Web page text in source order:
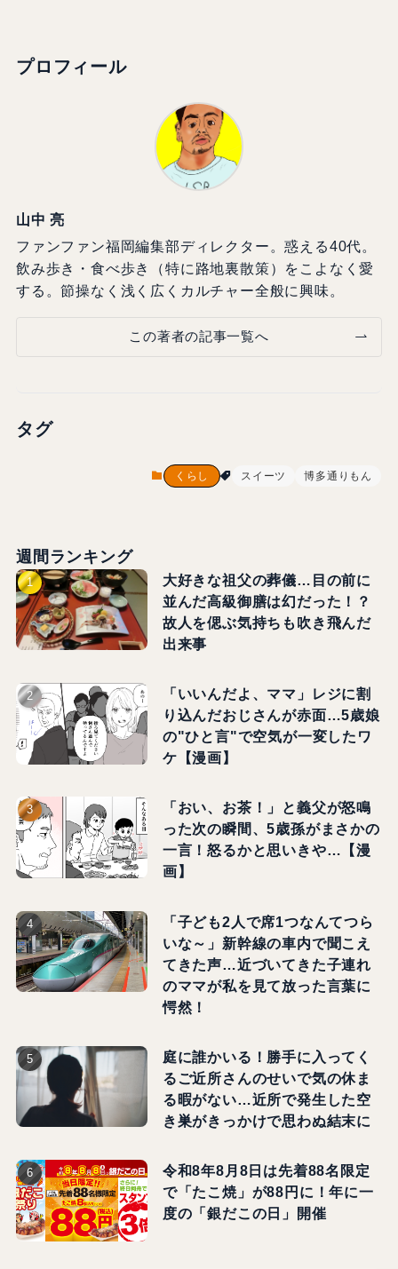
プロフィール
山中 亮
ファンファン福岡編集部ディレクター。惑える40代。
飲み歩き・食べ歩き（特に路地裏散策）をこよなく愛
する。節操なく浅く広くカルチャー全般に興味。
この著者の記事一覧へ
タグ
くらし スイーツ 博多通りもん
週間ランキング
大好きな祖父の葬儀…目の前に
並んだ高級御膳は幻だった！？
故人を偲ぶ気持ちも吹き飛んだ
出来事
「いいんだよ、ママ」レジに割
り込んだおじさんが赤面…5歳娘
の"ひと言"で空気が一変したワ
ケ【漫画】
「おい、お茶！」と義父が怒鳴
った次の瞬間、5歳孫がまさかの
一言！怒るかと思いきや…【漫
画】
「子ども2人で席1つなんてつら
いな～」新幹線の車内で聞こえ
てきた声…近づいてきた子連れ
のママが私を見て放った言葉に
愕然！
庭に誰かいる！勝手に入ってく
るご近所さんのせいで気の休ま
る暇がない…近所で発生した空
き巣がきっかけで思わぬ結末に
令和8年8月8日は先着88名限定
で「たこ焼」が88円に！年に一
度の「銀だこの日」開催